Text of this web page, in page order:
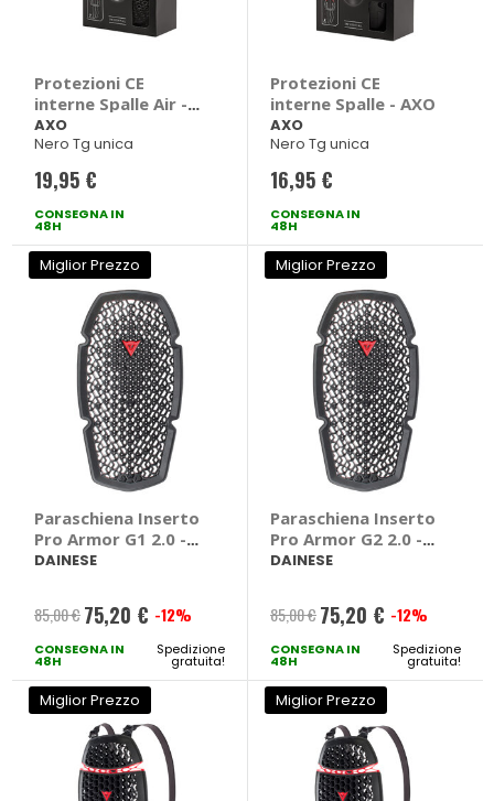
Protezioni CE
interne Spalle Air -
AXO
AXO
Nero Tg unica
19,95 €
CONSEGNA IN
48H
Protezioni CE
interne Spalle - AXO
AXO
Nero Tg unica
16,95 €
CONSEGNA IN
48H
Miglior Prezzo
Paraschiena Inserto
Pro Armor G1 2.0 -
DAINESE
DAINESE
85,00 € Prezzo
speciale
75,20 € -12%
CONSEGNA IN
48H
Spedizione
gratuita!
Miglior Prezzo
Paraschiena Inserto
Pro Armor G2 2.0 -
DAINESE
DAINESE
85,00 € Prezzo
speciale
75,20 € -12%
CONSEGNA IN
48H
Spedizione
gratuita!
Miglior Prezzo Miglior Prezzo